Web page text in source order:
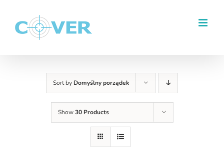
zawartości
Sort by Domyślny porządek
Show30 Products